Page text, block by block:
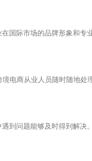
国际市场的品牌形象和专业
电商从业人员随时随地处
到问题能够及时得到解决